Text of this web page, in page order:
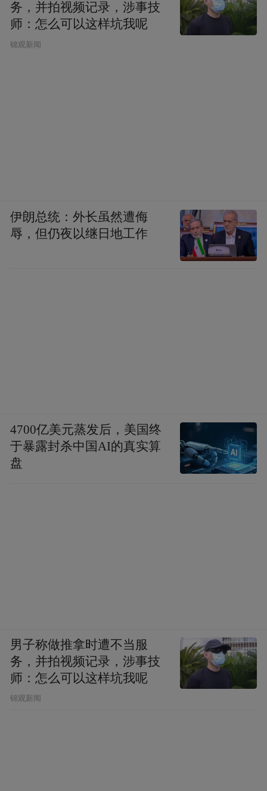
务，并拍视频记录，涉事技
师：怎么可以这样坑我呢
锦观新闻
伊朗总统：外长虽然遭侮
辱，但仍夜以继日地工作
4700亿美元蒸发后，美国终
于暴露封杀中国AI的真实算
盘
男子称做推拿时遭不当服
务，并拍视频记录，涉事技
师：怎么可以这样坑我呢
锦观新闻